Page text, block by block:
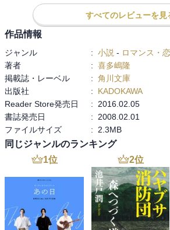
すべてのレビューを見
作品情報
ジャンル : 小説 - ロマンス・
著者
: 喜多嶋隆
掲載誌・レーベル
: 角川文庫
出版社
:
KADOKAWA
Reader Store発売日
:
2016.02.05
書誌発売日
:
2008.02.01
ファイルサイズ
: 2.3MB
同じジャンルのランキング
1位 2位